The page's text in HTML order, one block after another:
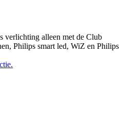
verlichting alleen met de Club
Philips smart led, WiZ en Philips